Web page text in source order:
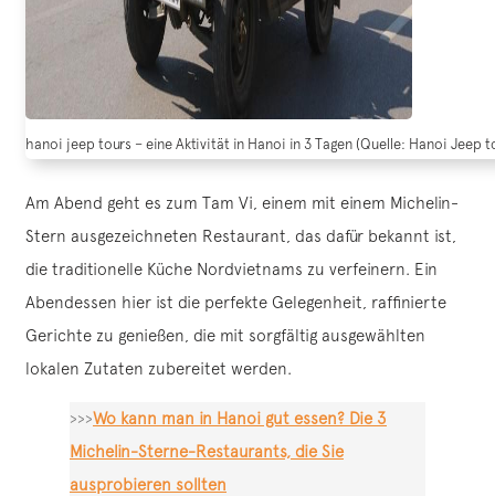
hanoi jeep tours – eine Aktivität in Hanoi in 3 Tagen (Quelle: Hanoi Jeep
Am Abend geht es zum Tam Vi, einem mit einem Michelin-
Stern ausgezeichneten Restaurant, das dafür bekannt ist,
die traditionelle Küche Nordvietnams zu verfeinern. Ein
Abendessen hier ist die perfekte Gelegenheit, raffinierte
Gerichte zu genießen, die mit sorgfältig ausgewählten
lokalen Zutaten zubereitet werden.
>>>Wo kann man in Hanoi gut essen? Die 3
Michelin-Sterne-Restaurants, die Sie
ausprobieren sollten